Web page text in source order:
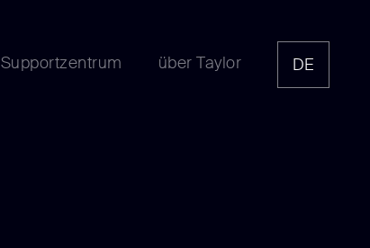
Supportzentrum über Taylor DE